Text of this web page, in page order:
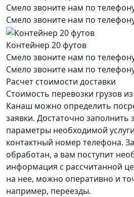
Смело звоните нам по
Смело звоните нам по
Контейнер 20 футов
Смело звоните нам по
Смело звоните нам по
Расчет стоимости доставки
Стоимость перевозки грузов
Канаш можно определить
заявки. Достаточно заполнить
параметры необходимой
контактный номер телефона.
обработан, а вам поступит
информация с рассчитанной
на нее, можно оперативно и
например, переезды.